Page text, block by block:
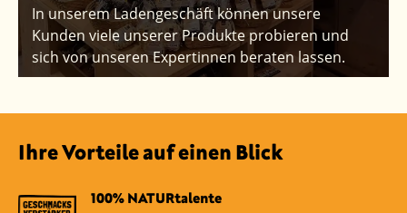
In unserem Ladengeschäft können unsere
Kunden viele unserer Produkte probieren und
sich von unseren Expertinnen beraten lassen.
Ihre Vorteile auf einen Blick
100% NATURtalente